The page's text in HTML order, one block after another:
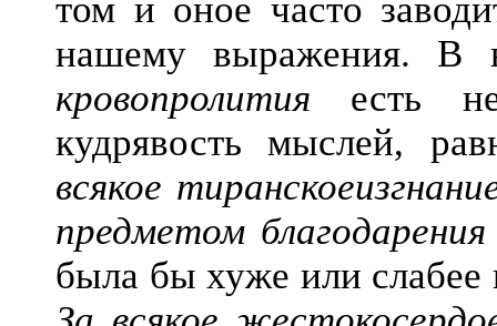
том и оное часто
нашему выражения. В
кровопролития есть
кудрявость мыслей,
всякое
предметом
была бы хуже или слабее